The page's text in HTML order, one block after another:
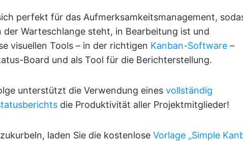
perfekt für das Aufmerksamkeitsmanagement,
der Warteschlange steht, in Bearbeitung ist und
visuellen Tools – in der richtigen Kanban-Software –
Board und als Tool für die Berichterstellung.
unterstützt die Verwendung eines vollständig
die Produktivität aller Projektmitglieder!
laden Sie die kostenlose Vorlage „Simple